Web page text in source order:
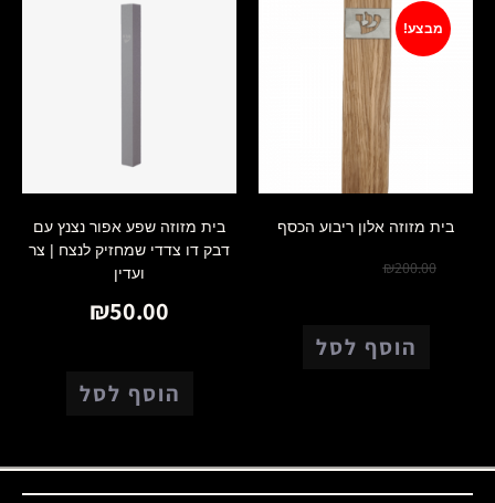
מבצע!
בית מזוזה אלון ריבוע הכסף
₪200.00
הוסף לסל
בית מזוזה שפע אפור נצנץ עם
דבק דו צדדי שמחזיק לנצח | צר
ועדין
₪50.00
הוסף לסל